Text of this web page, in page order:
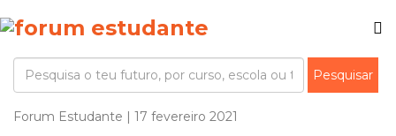
Forum Estudante | 17 fevereiro 2021